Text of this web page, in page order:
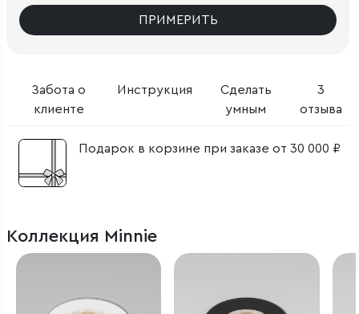
Забота о
клиенте
Инструкция
Сделать
умным
3
отзыва
Подарок в корзине при заказе от 30 000 ₽
ПРИМЕРИТЬ
Коллекция Minnie